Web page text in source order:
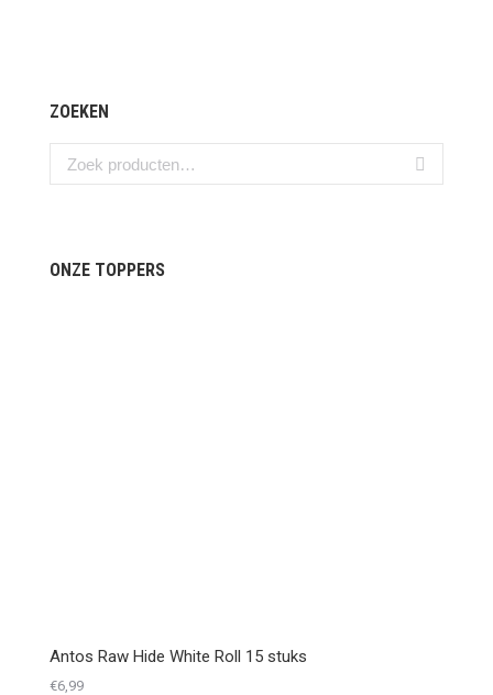
ZOEKEN
ONZE TOPPERS
Antos Raw Hide White Roll 15 stuks
€6,99